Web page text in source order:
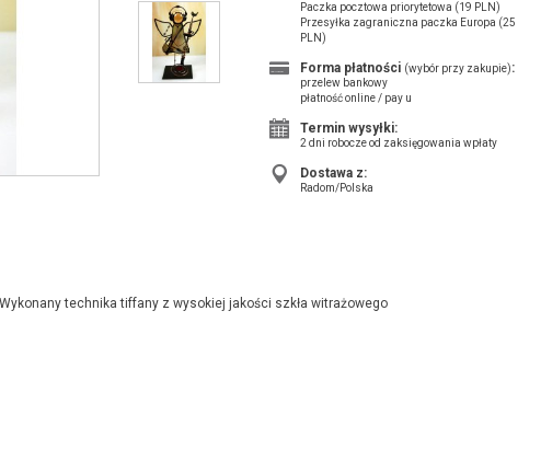
Paczka pocztowa priorytetowa (19 PLN)
Przesyłka zagraniczna paczka Europa (25
PLN)
Forma płatności (wybór przy zakupie):
przelew bankowy
płatność online / pay u
Termin wysyłki:
2 dni robocze od zaksięgowania wpłaty
Dostawa z:
Radom/Polska
technika tiffany z wysokiej jakości szkła witrażowego